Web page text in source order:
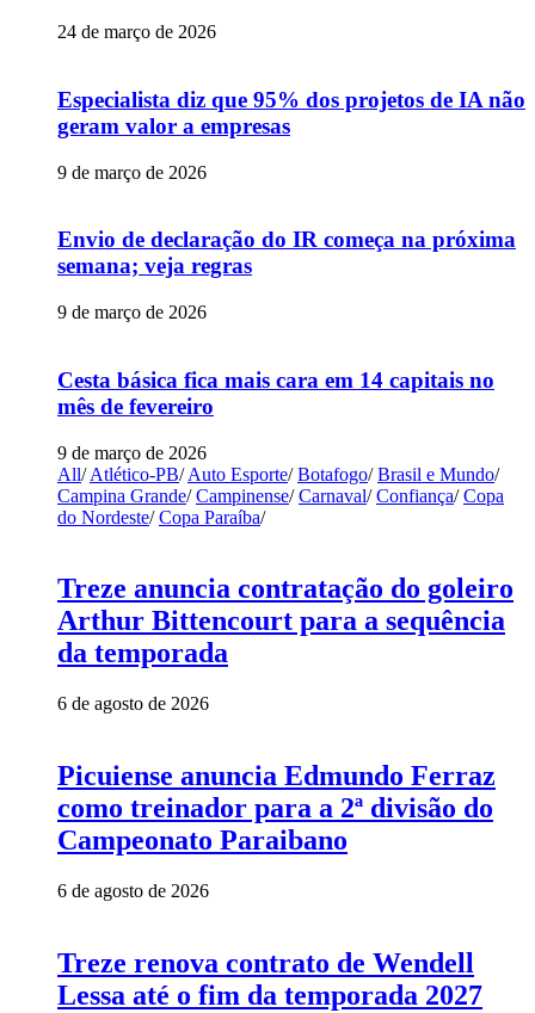
24 de março de 2026
Especialista diz que 95% dos projetos de IA não
geram valor a empresas
9 de março de 2026
Envio de declaração do IR começa na próxima
semana; veja regras
9 de março de 2026
Cesta básica fica mais cara em 14 capitais no
mês de fevereiro
9 de março de 2026
All/ Atlético-PB/ Auto Esporte/ Botafogo/ Brasil e Mundo/
Campina Grande/ Campinense/ Carnaval/ Confiança/ Copa
do Nordeste/ Copa Paraíba/
Treze anuncia contratação do goleiro
Arthur Bittencourt para a sequência
da temporada
6 de agosto de 2026
Picuiense anuncia Edmundo Ferraz
como treinador para a 2ª divisão do
Campeonato Paraibano
6 de agosto de 2026
Treze renova contrato de Wendell
Lessa até o fim da temporada 2027